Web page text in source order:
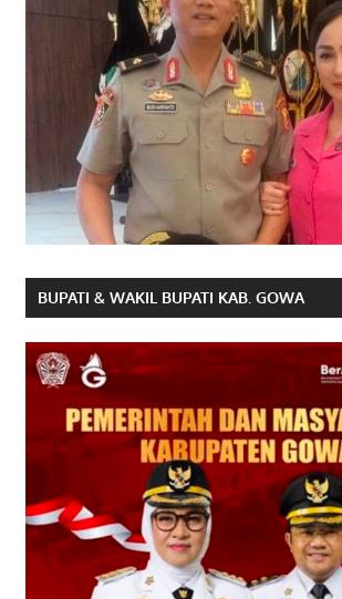
BUPATI & WAKIL BUPATI KAB. GOWA